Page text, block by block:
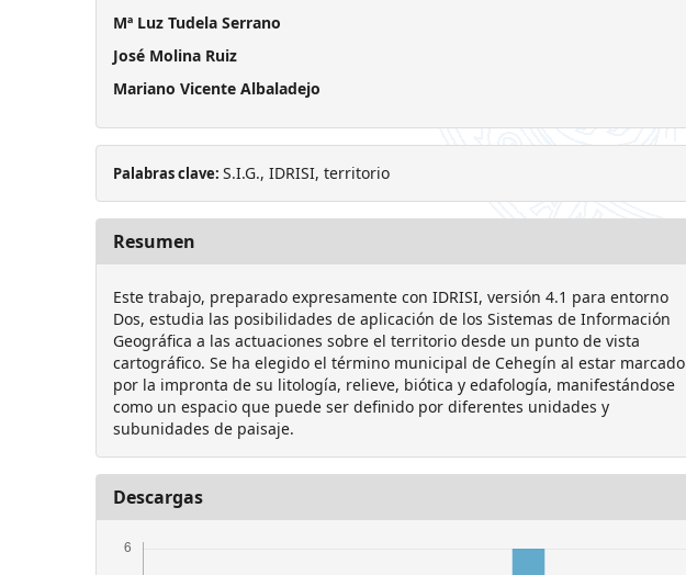
Mª Luz Tudela Serrano
José Molina Ruiz
Mariano Vicente Albaladejo
Palabras clave: S.I.G., IDRISI, territorio
Resumen
Este trabajo, preparado expresamente con IDRISI, versión 4.1 para entorno
Dos, estudia las posibilidades de aplicación de los Sistemas de Información
Geográfica a las actuaciones sobre el territorio desde un punto de vista
cartográfico. Se ha elegido el término municipal de Cehegín al estar marcado
por la impronta de su litología, relieve, biótica y edafología, manifestándose
como un espacio que puede ser definido por diferentes unidades y
subunidades de paisaje.
Descargas